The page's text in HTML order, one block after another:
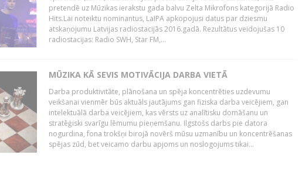
pretendē uz Mūzikas ierakstu gada balvu Zelta Mikrofons kategorijā Radio
Hits.Lai noteiktu nominantus, LaIPA apkopojusi datus par dziesmu
atskaņojumu Latvijas radiostacijās 2016.gadā. Rezultātus veidojušas 10
radiostacijas: Radio SWH, Star FM,...
MŪZIKA KĀ SEVIS MOTIVĀCIJA DARBA VIETĀ
Darba produktivitāte, plānošana un spēja koncentrēties uzdevumu
veikšanai vienmēr būs aktuāls jautājums gan fiziska darba veicējiem, gan
intelektuālā darba veicējiem, kas vērsts uz analītisku domāšanu un
stratēģiski svarīgu lēmumu pieņemšanu. Ilgstošs darbs pie datora
nogurdina, fona trokšņi birojā novērš mūsu uzmanību un koncentrēšanas
spējas zūd, bet veicamo darbu apjoms un noslogojums tikai...